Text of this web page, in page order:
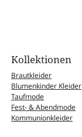
Kollektionen
Brautkleider
Blumenkinder Kleider
Taufmode
Fest- & Abendmode
Kommunionkleider